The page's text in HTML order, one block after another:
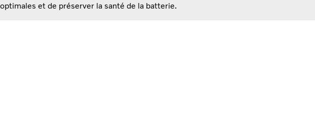
optimales et de préserver la santé de la batterie.